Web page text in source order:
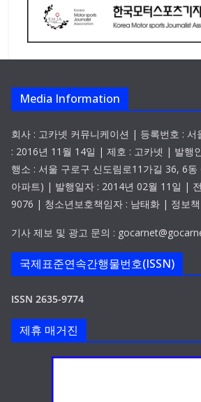
Media Information
회사 : 고카넷 커뮤니케이션 | 등록번호 :
: 2016년 11월 14일 | 제호 : 고카넷 | 발행
행소 : 서울 구로구 신도림로11가길 36, 6
아파트) | 발행일자 : 2014년 02월 11일 |
9076 | 청소년보호책임자 : 남태화 | 정보
기사 제보 및 광고 문의 :
국제표준연속간행물번호(ISSN)
ISSN 2635-9774
제휴 매거진